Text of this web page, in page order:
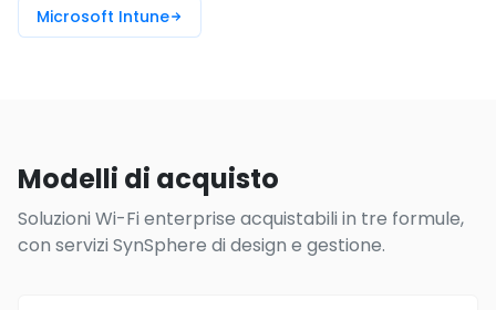
Microsoft Intune
Modelli di acquisto
Soluzioni Wi-Fi enterprise acquistabili in tre formule,
con servizi SynSphere di design e gestione.